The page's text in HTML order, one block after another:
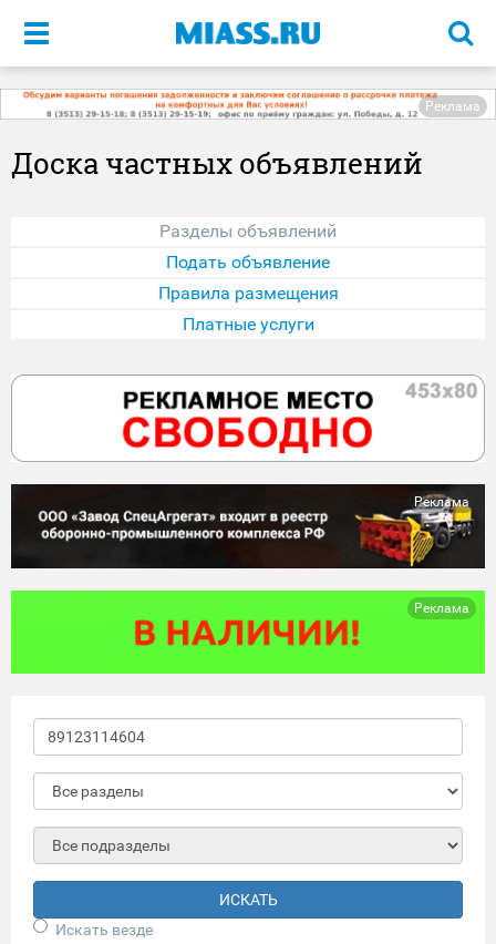
Меню
Реклама
Доска частных объявлений
Разделы объявлений
Подать объявление
Правила размещения
Платные услуги
Реклама
Реклама
ИСКАТЬ
Искать везде